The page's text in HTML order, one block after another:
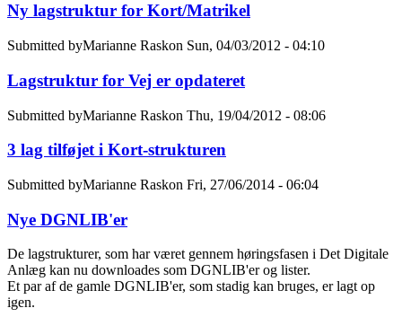
Ny lagstruktur for Kort/Matrikel
Submitted byMarianne Raskon Sun, 04/03/2012 - 04:10
In
reply
to
Ny
lagstruktur
for
by
Rask
Lagstruktur for Vej er opdateret
Submitted byMarianne Raskon Thu, 19/04/2012 - 08:06
In
reply
to
Lagstruktur
for
Vej
opdateret
by
Marianne
Rask
3 lag tilføjet i Kort-strukturen
Submitted byMarianne Raskon Fri, 27/06/2014 - 06:04
Nye DGNLIB'er
De lagstrukturer, som har været gennem høringsfasen i Det Digitale
Anlæg kan nu downloades som DGNLIB'er og lister.
Et par af de gamle DGNLIB'er, som stadig kan bruges, er lagt op
igen.